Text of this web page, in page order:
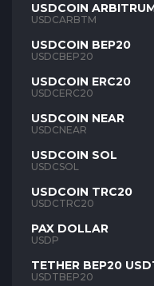
USDCOIN
USDCARBTM
USDCOIN BEP20
USDCBEP20
USDCOIN ERC20
USDCERC20
USDCOIN NEAR
USDCNEAR
USDCOIN SOL
USDCSOL
USDCOIN TRC20
USDCTRC20
PAX DOLLAR
USDP
TETHER BEP20
USDTBEP20